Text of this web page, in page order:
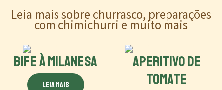
Leia mais sobre churrasco, preparações
com chimichurri e muito mais
BIFE À MILANESA
Leia mais
APERITIVO DE
TOMATE